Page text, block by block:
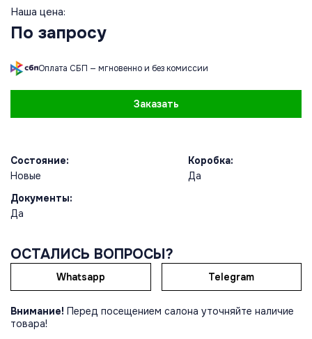
Наша цена:
По запросу
Оплата СБП — мгновенно и без комиссии
Заказать
Состояние:
Новые
Коробка:
Да
Документы:
Да
ОСТАЛИСЬ ВОПРОСЫ?
Whatsapp Telegram
Внимание! Перед посещением салона уточняйте наличие
товара!